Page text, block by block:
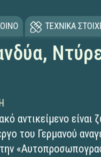
ΤΕΧΝΙΚΑ
αντικείμενο
του Γερμανού